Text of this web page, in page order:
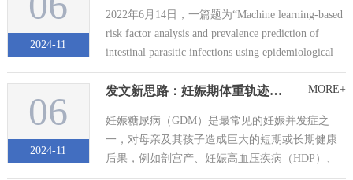
2024-11
2022年6月14日，一篇题为“Machine learning-based
risk factor analysis and prevalence prediction of
intestinal parasitic infections using epidemiological
s...
06
2024-11
发文新思路：妊娠期体重轨迹和不良妊娠结局关联（潜在类别轨迹模型） MORE+
妊娠糖尿病（GDM）是最常见的妊娠并发症之
一，对母亲及其孩子造成巨大的短期或长期健康
后果，例如剖宫产、妊娠高血压疾病（HDP）、
母亲子痫前期和大于胎龄儿（LGA）、婴儿肩难